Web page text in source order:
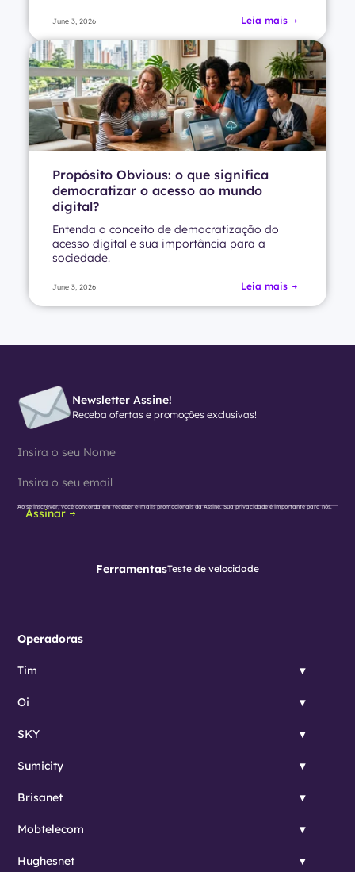
June 3, 2026 Leia mais
Propósito Obvious: o que significa
democratizar o acesso ao mundo
digital?
Entenda o conceito de democratização do
acesso digital e sua importância para a
sociedade.
June 3, 2026 Leia mais
Newsletter Assine!
Receba ofertas e promoções exclusivas!
Assinar
Ao se inscrever, você concorda em receber e-mails promocionais da Assine. Sua privacidade é importante para nós.
FerramentasTeste de velocidade
Operadoras
Tim
Oi
SKY
Sumicity
Brisanet
Mobtelecom
Hughesnet